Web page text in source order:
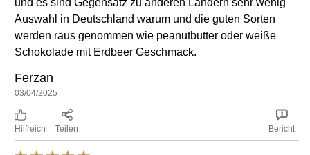
und es sind Gegensatz zu anderen Ländern sehr wenig
Auswahl in Deutschland warum und die guten Sorten
werden raus genommen wie peanutbutter oder weiße
Schokolade mit Erdbeer Geschmack.
Ferzan
03/04/2025
Hilfreich Teilen Bericht